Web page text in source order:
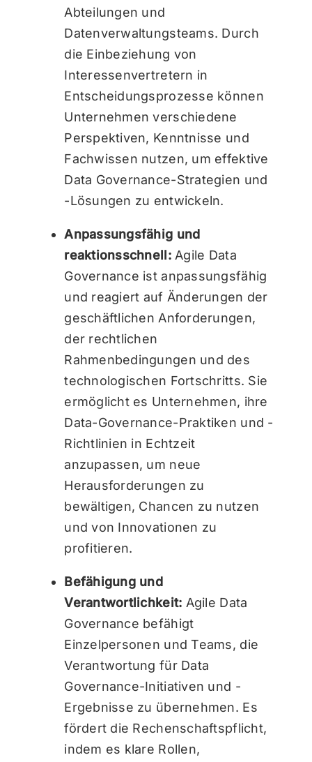
Abteilungen und
Datenverwaltungsteams. Durch
die Einbeziehung von
Interessenvertretern in
Entscheidungsprozesse können
Unternehmen verschiedene
Perspektiven, Kenntnisse und
Fachwissen nutzen, um effektive
Data Governance-Strategien und
-Lösungen zu entwickeln.
Anpassungsfähig und
reaktionsschnell:Agile Data
Governance ist anpassungsfähig
und reagiert auf Änderungen der
geschäftlichen Anforderungen,
der rechtlichen
Rahmenbedingungen und des
technologischen Fortschritts. Sie
ermöglicht es Unternehmen, ihre
Data-Governance-Praktiken und -
Richtlinien in Echtzeit
anzupassen, um neue
Herausforderungen zu
bewältigen, Chancen zu nutzen
und von Innovationen zu
profitieren.
Befähigung und
Verantwortlichkeit: Agile Data
Governance befähigt
Einzelpersonen und Teams, die
Verantwortung für Data
Governance-Initiativen und -
Ergebnisse zu übernehmen. Es
fördert die Rechenschaftspflicht,
indem es klare Rollen,